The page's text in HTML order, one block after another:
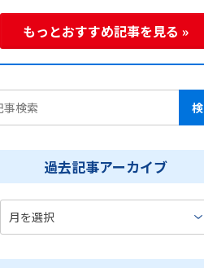
もっとおすすめ記事を見る »
過去記事アーカイブ